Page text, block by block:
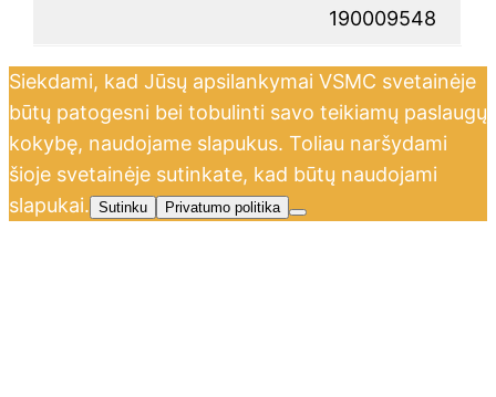
190009548
Siekdami, kad Jūsų apsilankymai VSMC svetainėje
būtų patogesni bei tobulinti savo teikiamų paslaugų
kokybę, naudojame slapukus. Toliau naršydami
šioje svetainėje sutinkate, kad būtų naudojami
slapukai. Sutinku Privatumo politika